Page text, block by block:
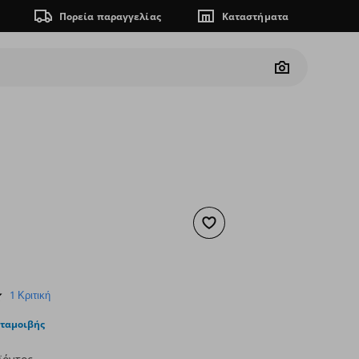
Πορεία παραγγελίας Καταστήματα
Camera
Προσθήκη στα αγαπημένα
τιμή
5.0
rating
1 Κριτική